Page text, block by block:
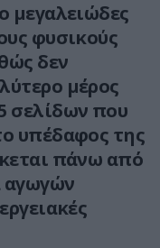
μεγαλειώδες
φυσικούς
δεν
μέρος
σελίδων που
υπέδαφος της
πάνω από
αγωγών